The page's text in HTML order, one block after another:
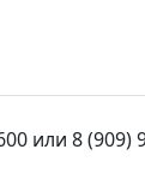
или 8 (909)